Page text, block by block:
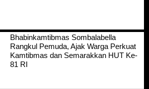
Bhabinkamtibmas Sombalabella
Rangkul Pemuda, Ajak Warga Perkuat
Kamtibmas dan Semarakkan HUT Ke-
81 RI